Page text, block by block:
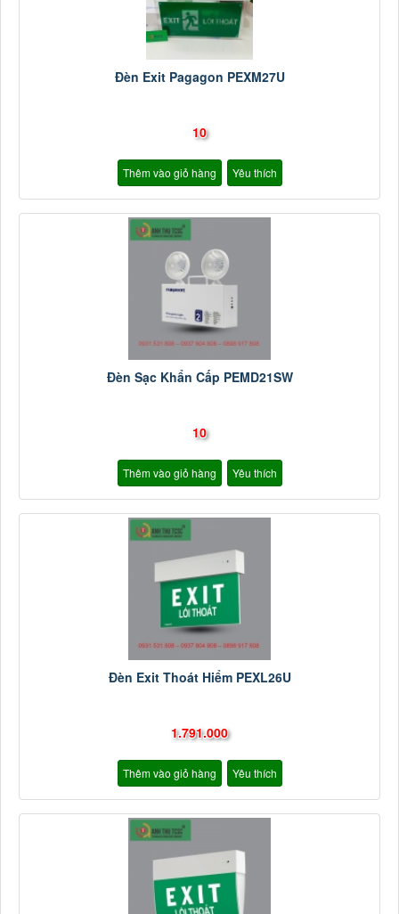
Đèn Exit Pagagon PEXM27U
10
Thêm vào giỏ hàng Yêu thích
Đèn Sạc Khẩn Cấp PEMD21SW
10
Thêm vào giỏ hàng Yêu thích
Đèn Exit Thoát Hiểm PEXL26U
1.791.000
Thêm vào giỏ hàng Yêu thích